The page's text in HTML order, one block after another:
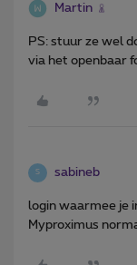
Martin
PS: stuur ze wel
via het openbaar
S sabineb
login waarmee je
Myproximus